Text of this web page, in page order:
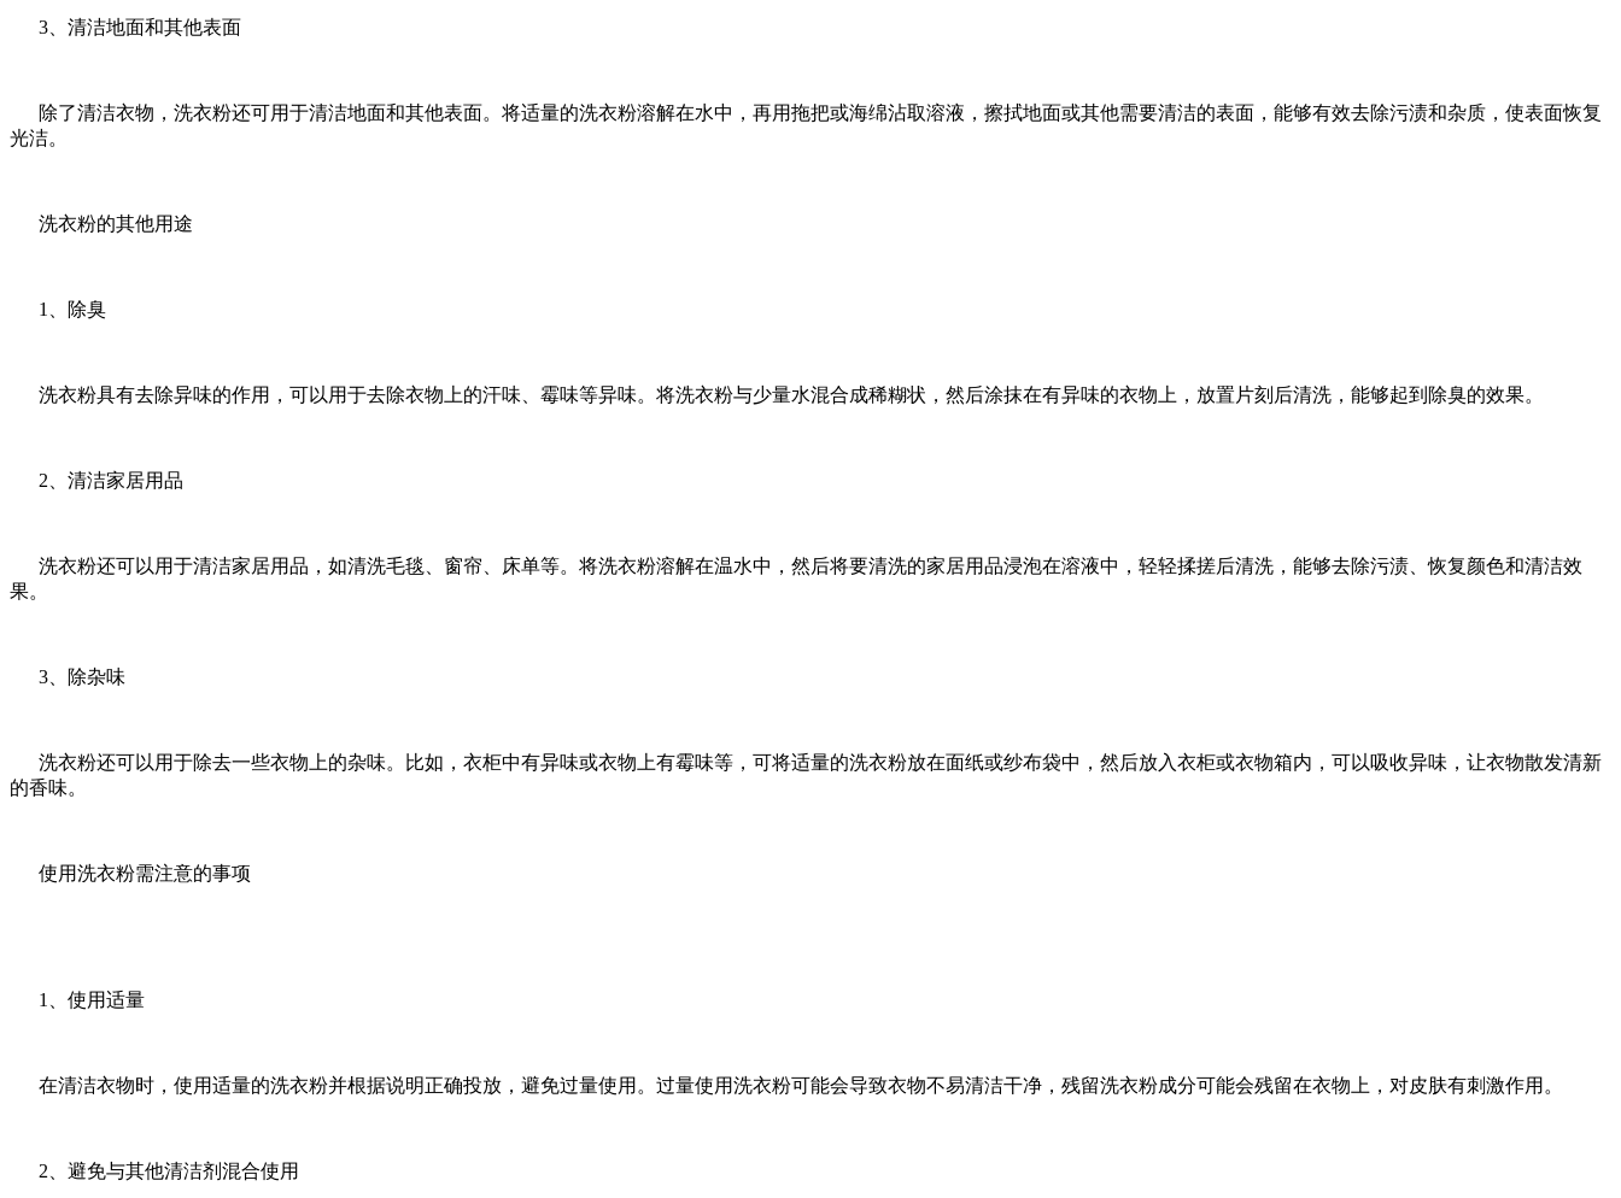
3、清洁地面和其他表面
除了清洁衣物，洗衣粉还可用于清洁地面和其他表面。将适量的洗衣粉溶解在水中，再用拖把或海绵沾取溶液，擦拭地面或其他需要清洁的表面，能够有效去除污渍和杂质，使表面恢复
光洁。
洗衣粉的其他用途
1、除臭
洗衣粉具有去除异味的作用，可以用于去除衣物上的汗味、霉味等异味。将洗衣粉与少量水混合成稀糊状，然后涂抹在有异味的衣物上，放置片刻后清洗，能够起到除臭的效果。
2、清洁家居用品
洗衣粉还可以用于清洁家居用品，如清洗毛毯、窗帘、床单等。将洗衣粉溶解在温水中，然后将要清洗的家居用品浸泡在溶液中，轻轻揉搓后清洗，能够去除污渍、恢复颜色和清洁效
果。
3、除杂味
洗衣粉还可以用于除去一些衣物上的杂味。比如，衣柜中有异味或衣物上有霉味等，可将适量的洗衣粉放在面纸或纱布袋中，然后放入衣柜或衣物箱内，可以吸收异味，让衣物散发清新
的香味。
使用洗衣粉需注意的事项
1、使用适量
在清洁衣物时，使用适量的洗衣粉并根据说明正确投放，避免过量使用。过量使用洗衣粉可能会导致衣物不易清洁干净，残留洗衣粉成分可能会残留在衣物上，对皮肤有刺激作用。
2、避免与其他清洁剂混合使用